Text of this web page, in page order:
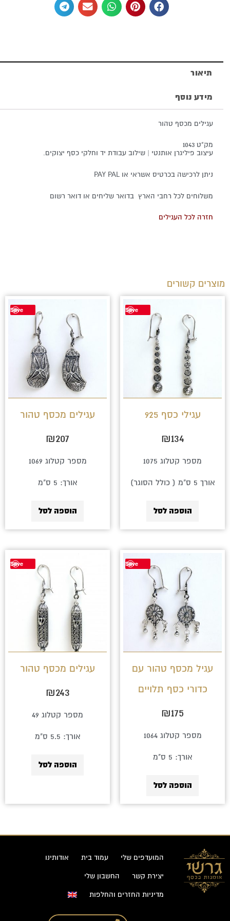
תיאור
מידע נוסף
עגילים מכסף טהור
מק"ט 1043
עיצוב פיליגרן אותנטי | שילוב עבודת יד וחלקי כסף יצוקים.
ניתן לרכישה בכרטיס אשראי או PAY PAL
משלוחים לכל רחבי הארץ בדואר שליחים או דואר רשום
חזרה לכל העגילים
מוצרים קשורים
Save
עגילי כסף 925
₪134
מספר קטלוג 1075
אורך 5 ס"מ ( כולל הסוגר)
הוספה לסל
Save
עגילים מכסף טהור
₪207
מספר קטלוג 1069
אורך: 5 ס"מ
הוספה לסל
Save
עגיל מכסף טהור עם
כדורי כסף תלויים
₪175
מספר קטלוג 1064
אורך: 5 ס"מ
הוספה לסל
Save
עגילים מכסף טהור
₪243
מספר קטלוג 49
אורך: 5.5 ס"מ
הוספה לסל
המועדפים שלי עמוד בית אודותינו
יצירת קשר החשבון שלי
מדיניות החזרים והחלפות